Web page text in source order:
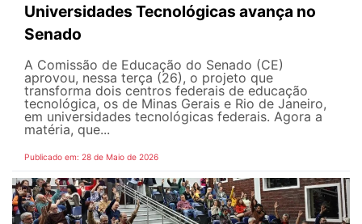
Universidades Tecnológicas avança no
Senado
A Comissão de Educação do Senado (CE)
aprovou, nessa terça (26), o projeto que
transforma dois centros federais de educação
tecnológica, os de Minas Gerais e Rio de Janeiro,
em universidades tecnológicas federais. Agora a
matéria, que...
Publicado em: 28 de Maio de 2026